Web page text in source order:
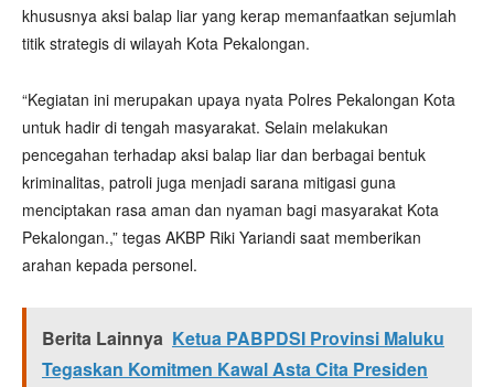
khususnya aksi balap liar yang kerap memanfaatkan sejumlah
titik strategis di wilayah Kota Pekalongan.
“Kegiatan ini merupakan upaya nyata Polres Pekalongan Kota
untuk hadir di tengah masyarakat. Selain melakukan
pencegahan terhadap aksi balap liar dan berbagai bentuk
kriminalitas, patroli juga menjadi sarana mitigasi guna
menciptakan rasa aman dan nyaman bagi masyarakat Kota
Pekalongan.,” tegas AKBP Riki Yariandi saat memberikan
arahan kepada personel.
Berita Lainnya Ketua PABPDSI Provinsi Maluku
Tegaskan Komitmen Kawal Asta Cita Presiden